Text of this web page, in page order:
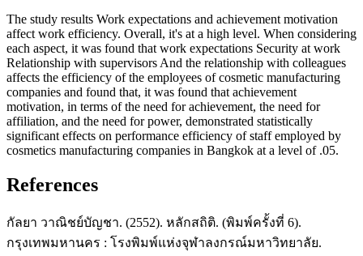
The study results Work expectations and achievement motivation
affect work efficiency. Overall, it's at a high level. When considering
each aspect, it was found that work expectations Security at work
Relationship with supervisors And the relationship with colleagues
affects the efficiency of the employees of cosmetic manufacturing
companies and found that, it was found that achievement
motivation, in terms of the need for achievement, the need for
affiliation, and the need for power, demonstrated statistically
significant effects on performance efficiency of staff employed by
cosmetics manufacturing companies in Bangkok at a level of .05.
References
กัลยา วาณิชย์บัญชา. (2552). หลักสถิติ. (พิมพ์ครั้งที่ 6).
กรุงเทพมหานคร : โรงพิมพ์แห่งจุฬาลงกรณ์มหาวิทยาลัย.